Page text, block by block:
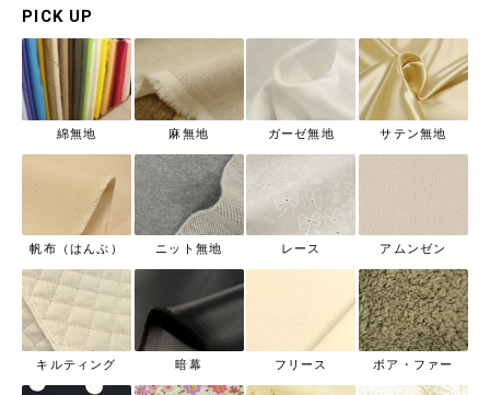
PICK UP
綿無地 麻無地 ガーゼ無地 サテン無地
帆布（はんぷ） ニット無地 レース アムンゼン
キルティング 暗幕 フリース ボア・ファー